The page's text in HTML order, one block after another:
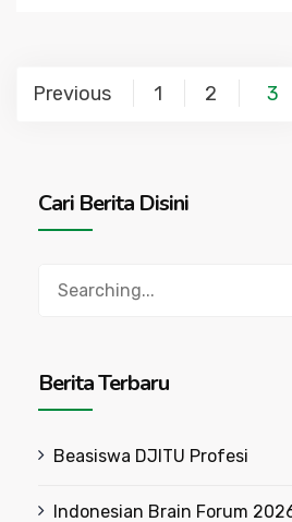
Posts
Previous 1 2 3
Cari Berita Disini
Berita Terbaru
Beasiswa DJITU Profesi
Indonesian Brain Forum